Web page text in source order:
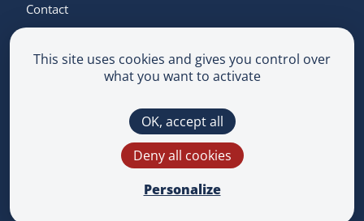
Contact
Privacy Policy
Multimedium
This site is protected by reCAPTCHA and the
Privacy PolicyandTerms of Service
This site uses cookies and gives you control over
what you want to activate
OK, accept all
Deny all cookies
Personalize